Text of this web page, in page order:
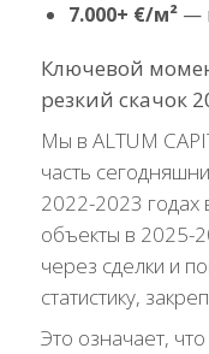
7.000+ €/м²—
Ключевой
резкий скачок
Мы в ALTUM
часть
2022-2023 годах
объекты в 2025-
через сделки и
статистику,
Это означает,